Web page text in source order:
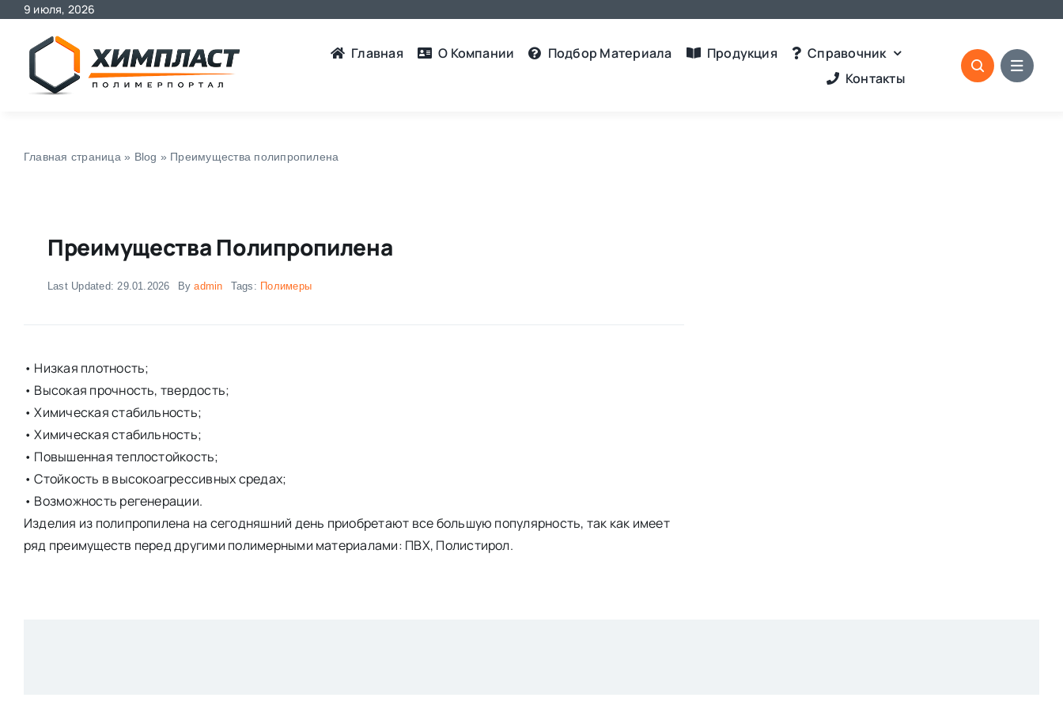
Skip
content
9 июля, 2026
Главная О Компании Подбор Материалa Продукция
Справочник
Контакты
Главная страница » Blog » Преимущества полипропилена
Преимущества Полипропилена
Last Updated: 29.01.2026 Byadmin Tags: Полимеры
• Низкая плотность;
• Высокая прочность, твердость;
• Химическая стабильность;
• Химическая стабильность;
• Повышенная теплостойкость;
• Стойкость в высокоагрессивных средах;
• Возможность регенерации.
Изделия из полипропилена на сегодняшний день приобретают все большую популярность, так как имеет
ряд преимуществ перед другими полимерными материалами: ПВХ, Полистирол.